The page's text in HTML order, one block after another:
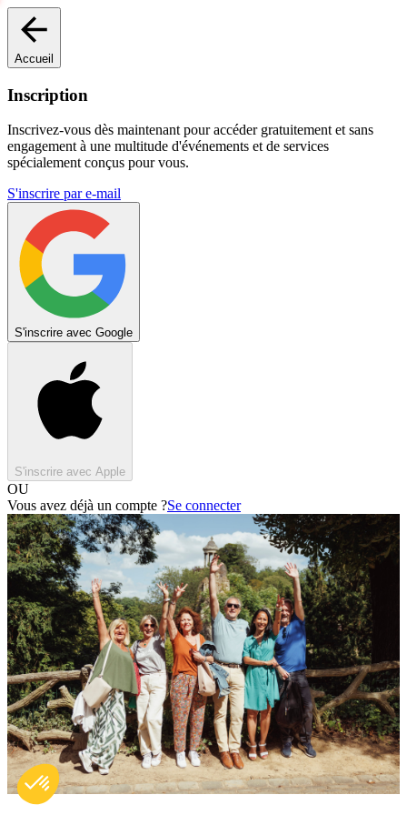
Accueil
Inscription
Inscrivez-vous dès maintenant pour accéder gratuitement et sans
engagement à une multitude d'événements et de services
spécialement conçus pour vous.
S'inscrire par e-mail
S'inscrire avec Google
S'inscrire avec Apple
OU
Vous avez déjà un compte ?Se connecter